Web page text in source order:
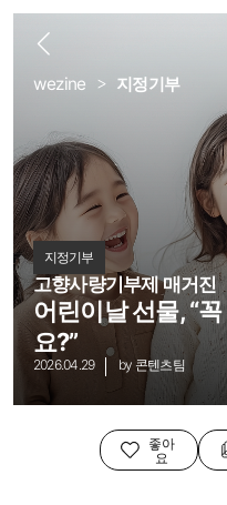
뒤
로
wezine 지정기부
지정기부
고향사량기부제 매거진
어린이날 선물, “
요?”
2026.04.29 by 콘텐츠팀
좋아
요